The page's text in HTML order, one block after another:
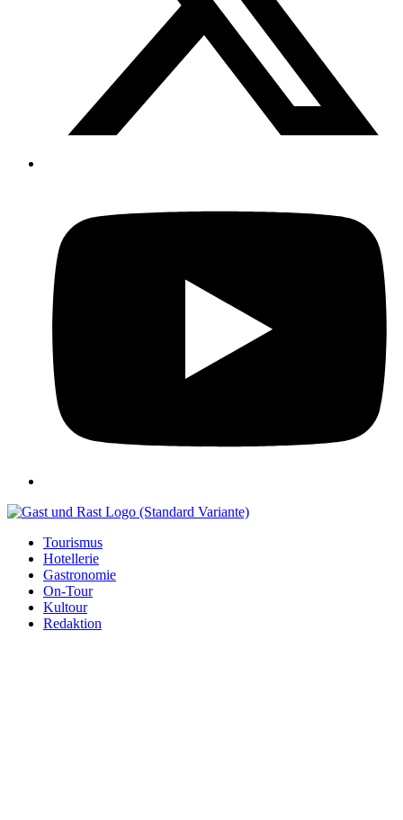
Tourismus
Hotellerie
Gastronomie
On-Tour
Kultour
Redaktion